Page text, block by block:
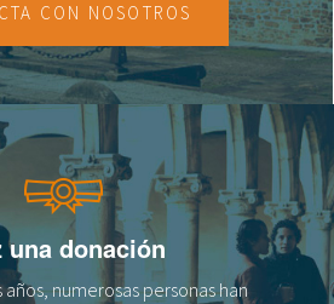
CON NOSOTROS
una donación
numerosas personas han